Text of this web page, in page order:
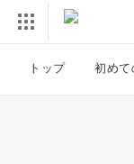
トップ 初め